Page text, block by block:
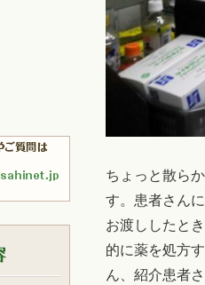
ちょっと散ら
す。患者さん
お渡ししたと
的に薬を処方
ん、紹介患者